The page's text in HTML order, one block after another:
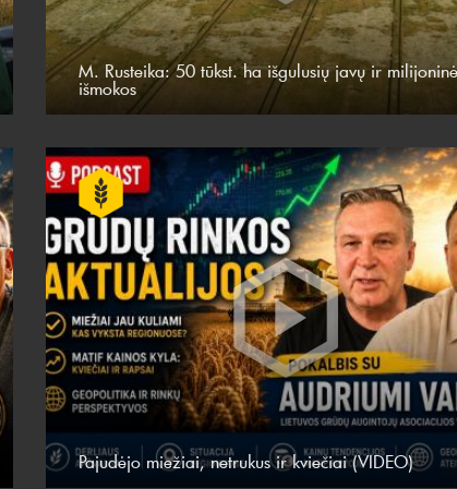
M. Rusteika: 50 tūkst. ha išgulusių javų ir
išmokos
Pajudėjo miežiai, netrukus ir kviečiai (VIDEO)